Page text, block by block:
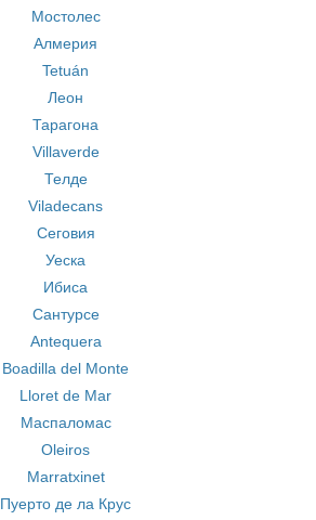
Мостолес
Алмерия
Tetuán
Леон
Тарагона
Villaverde
Телде
Viladecans
Сеговия
Уеска
Ибиса
Сантурсе
Antequera
Boadilla del Monte
Lloret de Mar
Маспаломас
Oleiros
Marratxinet
Пуерто де ла Крус